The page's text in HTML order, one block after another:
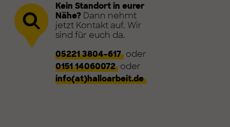
Kein Standort in eurer
Nähe?Dann nehmt
jetzt Kontakt auf. Wir
sind für euch da.
05221 3804-617 oder
0151 14060072 oder
info(at)halloarbeit.de